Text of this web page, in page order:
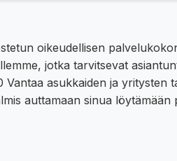
oikeudellisen
jotka tarvitsevat
asukkaiden ja
auttamaan sinua